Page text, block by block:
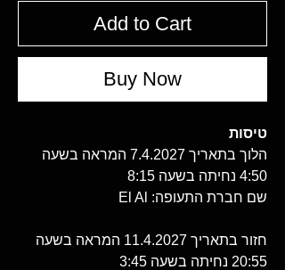
Add to Cart
Buy Now
טיסות
הלוך בתאריך 7.4.2027 המראה בשעה
4:50 נחיתה בשעה 8:15
שם חברת התעופה: El Al
חזור בתאריך 11.4.2027 המראה בשעה
20:55 נחיתה בשעה 3:45